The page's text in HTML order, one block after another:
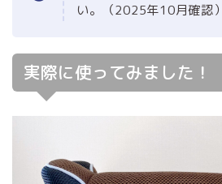
い。（2025年10月確認）
実際に使ってみました！